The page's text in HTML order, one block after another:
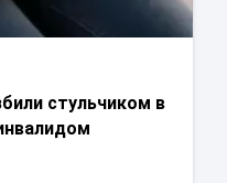
стульчиком в